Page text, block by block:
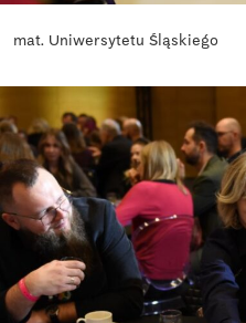
mat. Uniwersytetu Śląskiego